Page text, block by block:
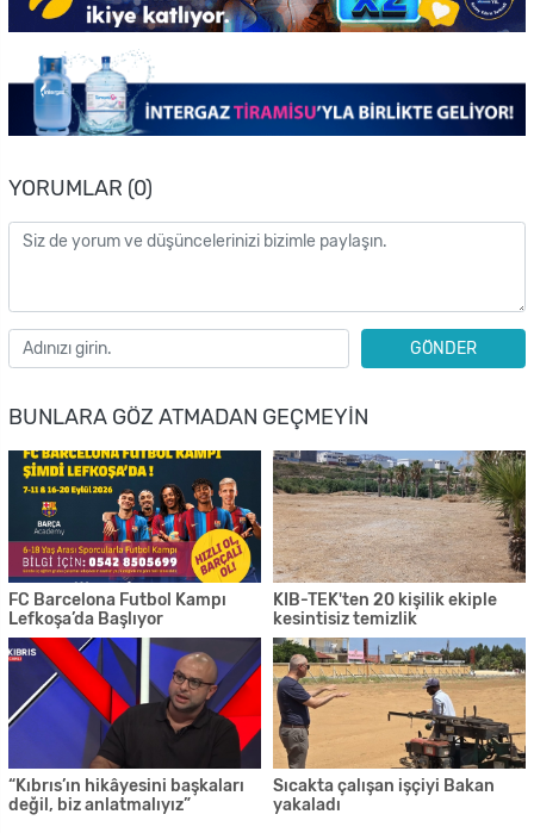
YORUMLAR (0)
GÖNDER
BUNLARA GÖZ ATMADAN GEÇMEYIN
FC Barcelona Futbol Kampı
Lefkoşa’da Başlıyor
KIB-TEK'ten 20 kişilik ekiple
kesintisiz temizlik
“Kıbrıs’ın hikâyesini başkaları
değil, biz anlatmalıyız”
Sıcakta çalışan işçiyi Bakan
yakaladı